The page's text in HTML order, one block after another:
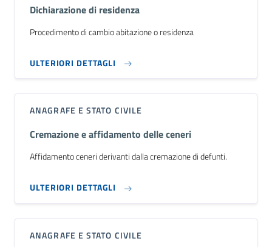
Dichiarazione di residenza
Procedimento di cambio abitazione o residenza
ULTERIORI DETTAGLI
ANAGRAFE E STATO CIVILE
Cremazione e affidamento delle ceneri
Affidamento ceneri derivanti dalla cremazione di defunti.
ULTERIORI DETTAGLI
ANAGRAFE E STATO CIVILE